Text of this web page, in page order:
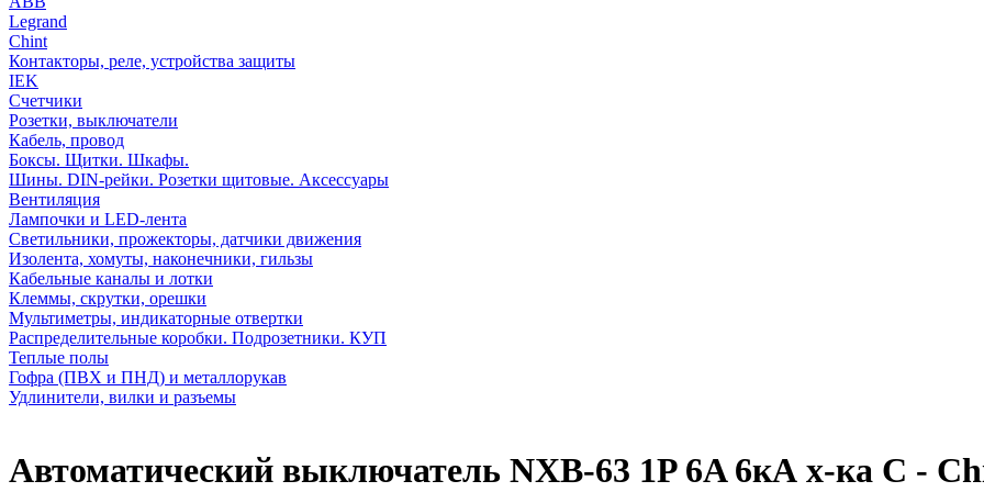
Legrand
Chint
Контакторы, реле, устройства защиты
IEK
Счетчики
Розетки, выключатели
Кабель, провод
Боксы. Щитки. Шкафы.
Шины. DIN-рейки. Розетки щитовые. Аксессуары
Вентиляция
Лампочки и LED-лента
Светильники, прожекторы, датчики движения
Изолента, хомуты, наконечники, гильзы
Кабельные каналы и лотки
Клеммы, скрутки, орешки
Мультиметры, индикаторные отвертки
Распределительные коробки. Подрозетники. КУП
Теплые полы
Гофра (ПВХ и ПНД) и металлорукав
Удлинители, вилки и разъемы
Автоматический выключатель NXB-63 1P 6A 6кА х-ка C -